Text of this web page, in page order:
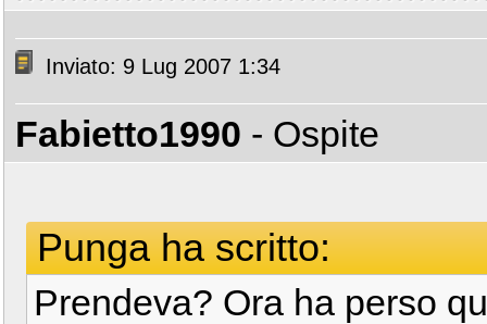
Inviato: 9 Lug 2007 1:34
Fabietto1990 - Ospite
Punga ha scritto:
Prendeva? Ora ha perso